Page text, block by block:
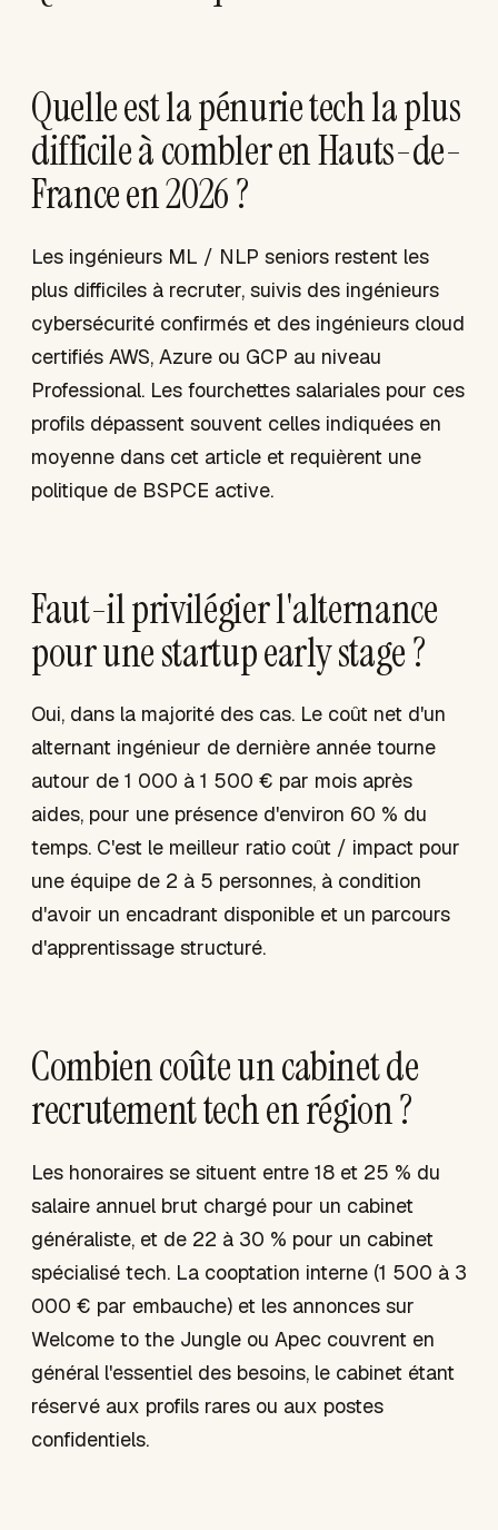
Quelle est la pénurie tech la plus
difficile à combler en Hauts-de-
France en 2026 ?
Les ingénieurs ML / NLP seniors restent les
plus difficiles à recruter, suivis des ingénieurs
cybersécurité confirmés et des ingénieurs cloud
certifiés AWS, Azure ou GCP au niveau
Professional. Les fourchettes salariales pour ces
profils dépassent souvent celles indiquées en
moyenne dans cet article et requièrent une
politique de BSPCE active.
Faut-il privilégier l'alternance
pour une startup early stage ?
Oui, dans la majorité des cas. Le coût net d'un
alternant ingénieur de dernière année tourne
autour de 1 000 à 1 500 € par mois après
aides, pour une présence d'environ 60 % du
temps. C'est le meilleur ratio coût / impact pour
une équipe de 2 à 5 personnes, à condition
d'avoir un encadrant disponible et un parcours
d'apprentissage structuré.
Combien coûte un cabinet de
recrutement tech en région ?
Les honoraires se situent entre 18 et 25 % du
salaire annuel brut chargé pour un cabinet
généraliste, et de 22 à 30 % pour un cabinet
spécialisé tech. La cooptation interne (1 500 à 3
000 € par embauche) et les annonces sur
Welcome to the Jungle ou Apec couvrent en
général l'essentiel des besoins, le cabinet étant
réservé aux profils rares ou aux postes
confidentiels.